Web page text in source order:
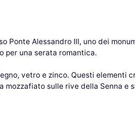
Ponte Alessandro III, uno dei
per una serata romantica.
vetro e zinco. Questi elementi
sulle rive della Senna e